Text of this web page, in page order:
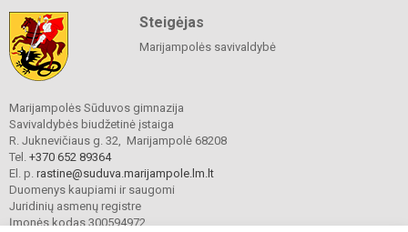
Steigėjas
Marijampolės savivaldybė
Marijampolės Sūduvos gimnazija
Savivaldybės biudžetinė įstaiga
R. Juknevičiaus g. 32, Marijampolė 68208
Tel. +370 652 89364
El. p. rastine@suduva.marijampole.lm.lt
Duomenys kaupiami ir saugomi
Juridinių asmenų registre
Įmonės kodas 300594972